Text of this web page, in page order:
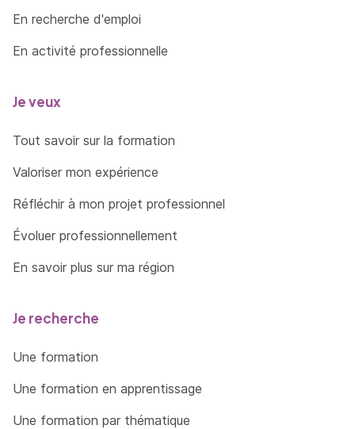
En recherche d'emploi
En activité professionnelle
Je veux
Tout savoir sur la formation
Valoriser mon expérience
Réfléchir à mon projet professionnel
Évoluer professionnellement
En savoir plus sur ma région
Je recherche
Une formation
Une formation en apprentissage
Une formation par thématique